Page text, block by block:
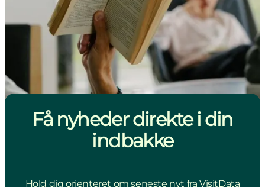
Få mere ud af VisitData
Få nyheder direkte i din
indbakke
Hold dig orienteret om seneste nyt fra VisitData